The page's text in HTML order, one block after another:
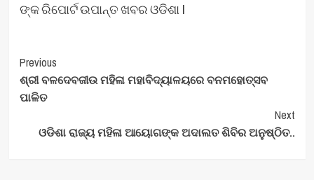
ଙ୍କ ରିପୋର୍ଟ ଉପାନ୍ତ ଖବର ଓଡିଶା I
Post
Navigation
Previous
ଶ୍ରୀ ବଳଦେବଜୀଉ ମହିଳା ମହାବିଦ୍ୟାଳୟରେ ବନମହୋତ୍ସବ
ପାଳିତ
Next
ଓଡିଶା ରାଜ୍ୟ ମହିଳା ଆୟୋଗଙ୍କ ଅଦାଲତ ଶିବିର ଅନୁଷ୍ଠିତ..